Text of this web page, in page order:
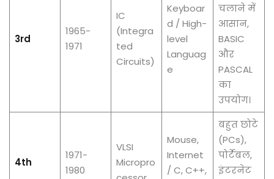
3rd
1965-
1971
IC
(Integra
ted
Circuits)
Keyboar
d / High-
level
Languag
e
चलाने में
आसान,
BASIC
और
PASCAL
का
उपयोग।
4th
1971-
1980
VLSI
Micropro
Mouse,
Internet
/ C, C++,
बहुत छोटे
(PCs),
पोर्टेबल,
इंटरनेट